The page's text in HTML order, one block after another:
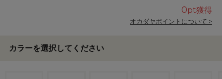
0pt獲得
オカダヤポイントについて >
カラーを選択してください